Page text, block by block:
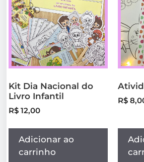
Kit Dia Nacional do
Livro Infantil
R$ 12,00
Adicionar ao
carrinho
R$